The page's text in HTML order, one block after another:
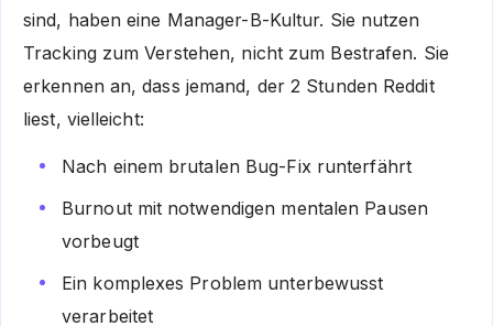
sind, haben eine Manager-B-Kultur. Sie nutzen
Tracking zum Verstehen, nicht zum Bestrafen. Sie
erkennen an, dass jemand, der 2 Stunden Reddit
liest, vielleicht:
Nach einem brutalen Bug-Fix runterfährt
Burnout mit notwendigen mentalen Pausen
vorbeugt
Ein komplexes Problem unterbewusst
verarbeitet